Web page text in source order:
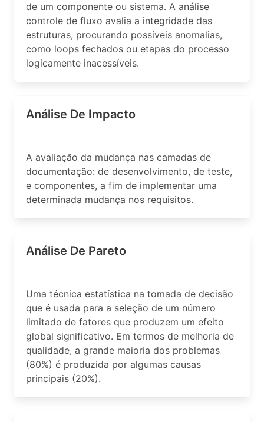
de um componente ou sistema. A análise
controle de fluxo avalia a integridade das
estruturas, procurando possíveis anomalias,
como loops fechados ou etapas do processo
logicamente inacessíveis.
Análise De Impacto
A avaliação da mudança nas camadas de
documentação: de desenvolvimento, de teste,
e componentes, a fim de implementar uma
determinada mudança nos requisitos.
Análise De Pareto
Uma técnica estatística na tomada de decisão
que é usada para a seleção de um número
limitado de fatores que produzem um efeito
global significativo. Em termos de melhoria de
qualidade, a grande maioria dos problemas
(80%) é produzida por algumas causas
principais (20%).